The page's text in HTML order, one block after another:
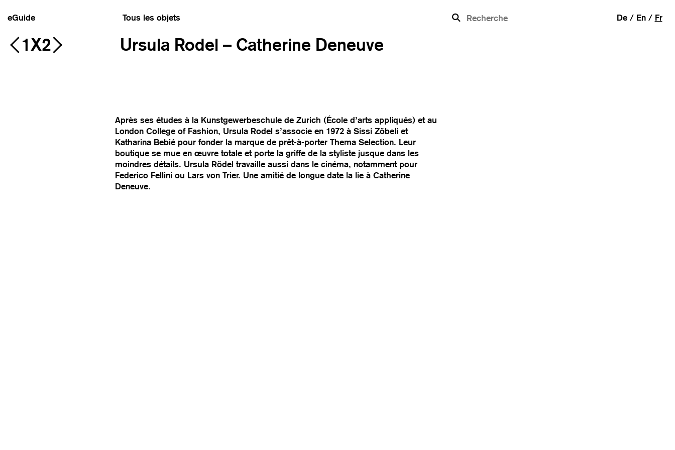
eGuide b
Tous les objets De En Fr
1X2 Ursula Rodel – Catherine Deneuve
Après ses études à la Kunstgewerbeschule de Zurich (École d’arts appliqués) et au
London College of Fashion, Ursula Rodel s’associe en 1972 à Sissi Zöbeli et
Katharina Bebié pour fonder la marque de prêt-à-porter Thema Selection. Leur
boutique se mue en œuvre totale et porte la griffe de la styliste jusque dans les
moindres détails. Ursula Rödel travaille aussi dans le cinéma, notamment pour
Federico Fellini ou Lars von Trier. Une amitié de longue date la lie à Catherine
Deneuve.